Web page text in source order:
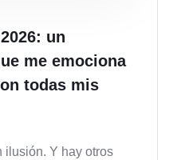
un
me emociona
todas mis
ilusión. Y hay otros